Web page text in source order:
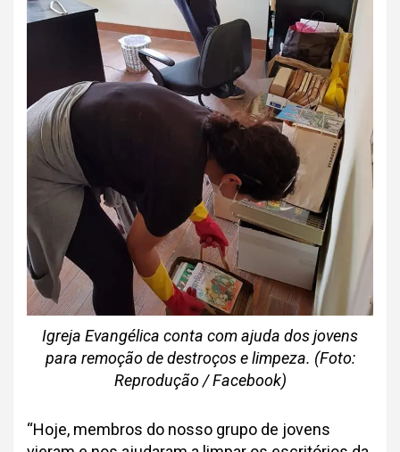
Igreja Evangélica conta com ajuda dos jovens
para remoção de destroços e limpeza. (Foto:
Reprodução / Facebook)
“Hoje, membros do nosso grupo de jovens